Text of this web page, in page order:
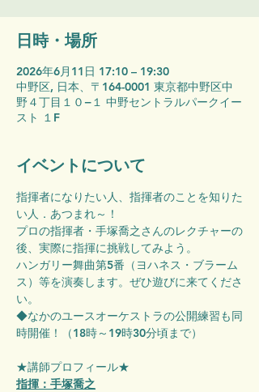
日時・場所
2026年6月11日 17:10 – 19:30
中野区, 日本、〒164-0001 東京都中野区中
野４丁目１０−１ 中野セントラルパークイー
スト １F
イベントについて
指揮者になりたい人、指揮者のことを知りた
い人．あつまれ～！
プロの指揮者・手塚喬之さんのレクチャーの
後、実際に指揮に挑戦してみよう。
ハンガリー舞曲第5番（ヨハネス・ブラーム
ス）等を演奏します。ぜひ遊びに来てくださ
い。
◆なかのユースオーケストラの公開練習も同
時開催！（18時～19時30分頃まで）
★講師プロフィール★
指揮：手塚喬之